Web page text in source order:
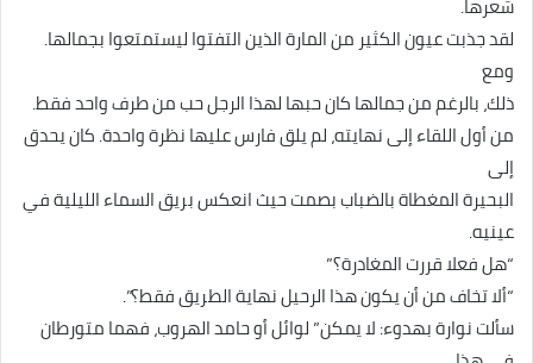
لقد جذبت عيون الكثير من المارة الذين التفتوا ليستمتعوا بجمالها.
ومع
ذلك، بالرغم من جمالها كان حبها لهذا الرجل حب من طرف واحد فقط.
من أول اللقاء إلى نهايته، لم يلق فارس عليها نظرة واحدة. كان يحدق
إلى
البحيرة المغطاة بالضباب بصمت حيث انعكس بريق السماء الليلية في
عينيه.
“هل فعلا قررت المغادرة؟”
“ألا تخاف من أن يكون هذا الرحيل نهاية الطريق فقط؟”.
سألت نوارة بهدوء: لا يمكن” لوائل أو حامد الهروب، فهما متورطان